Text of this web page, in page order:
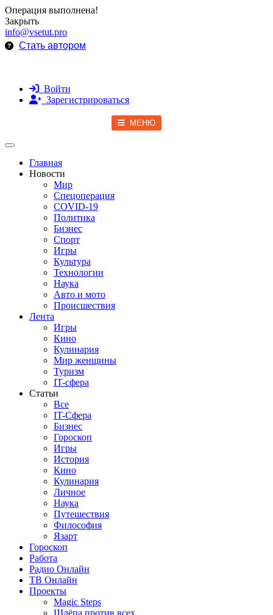
Операция выполнена!
Закрыть
info@vsetut.pro
Стать автором
Войти
Зарегистрироваться
МЕНЮ
Toggle navigation
Главная
Новости
Мир
Спецоперация
COVID-19
Политика
Бизнес
Спорт
Игры
Культура
Технологии
Наука
Авто и мото
Происшествия
Лента
Игры
Кино
Кулинария
Мир женщины
Туризм
IT-сфера
Статьи
Все
IT-Сфера
Бизнес
Гороскоп
Игры
История
Кино
Кулинария
Личное
Наука
Путешествия
Философия
Язарт
Гороскоп
Работа
Радио Онлайн
ТВ Онлайн
Проекты
Magic Steps
Шлёпа против всех